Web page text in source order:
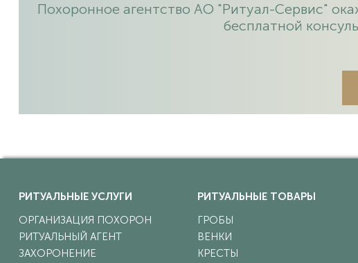
Похоронное агентство АО "Ритуал-Сервис"
бесплатной
РИТУАЛЬНЫЕ УСЛУГИ
ОРГАНИЗАЦИЯ ПОХОРОН
РИТУАЛЬНЫЙ АГЕНТ
ЗАХОРОНЕНИЕ
РИТУАЛЬНЫЕ ТОВАРЫ
ГРОБЫ
ВЕНКИ
КРЕСТЫ